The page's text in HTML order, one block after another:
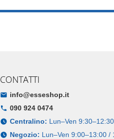
CONTATTI
info@esseshop.it
090 924 0474
Centralino: Lun–Ven
Negozio: Lun–Ven 9:00–13:00 /